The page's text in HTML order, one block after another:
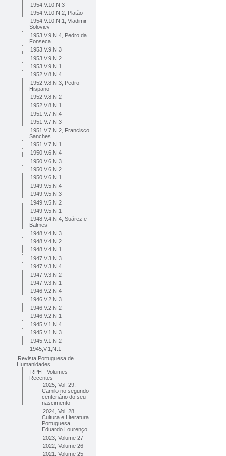
1954,V.10,N.3
1954,V.10,N.2, Platão
1954,V.10,N.1, Vladimir
Soloviev
1953,V.9,N.4, Pedro da
Fonseca
1953,V.9,N.3
1953,V.9,N.2
1953,V.9,N.1
1952,V.8,N.4
1952,V.8,N.3, Pedro
Hispano
1952,V.8,N.2
1952,V.8,N.1
1951,V.7,N.4
1951,V.7,N.3
1951,V.7,N.2, Francisco
Sanches
1951,V.7,N.1
1950,V.6,N.4
1950,V.6,N.3
1950,V.6,N.2
1950,V.6,N.1
1949,V.5,N.4
1949,V.5,N.3
1949,V.5,N.2
1949,V.5,N.1
1948,V.4,N.4, Suárez e
Balmes
1948,V.4,N.3
1948,V.4,N.2
1948,V.4,N.1
1947,V.3,N.3
1947,V.3,N.4
1947,V.3,N.2
1947,V.3,N.1
1946,V.2,N.4
1946,V.2,N.3
1946,V.2,N.2
1946,V.2,N.1
1945,V.1,N.4
1945,V.1,N.3
1945,V.1,N.2
1945,V.1,N.1
Revista Portuguesa de
Humanidades
RPH - Volumes
Recentes
2025, Vol. 29,
Camilo no segundo
centenário do seu
nascimento
2024, Vol. 28,
Cultura e Literatura
Portuguesa,
Eduardo Lourenço
2023, Volume 27
2022, Volume 26
2021, Volume 25